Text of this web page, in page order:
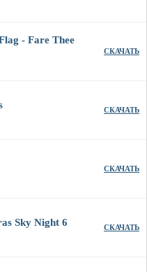
- Fare Thee
СКАЧАТЬ
СКАЧАТЬ
СКАЧАТЬ
Sky Night 6 СКАЧАТЬ